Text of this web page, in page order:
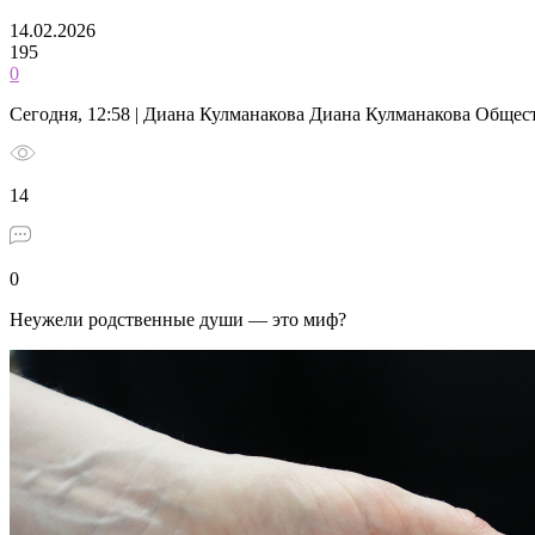
14.02.2026
195
0
Сегодня, 12:58 | Диана Кулманакова Диана Кулманакова
14
0
Неужели родственные души — это миф?